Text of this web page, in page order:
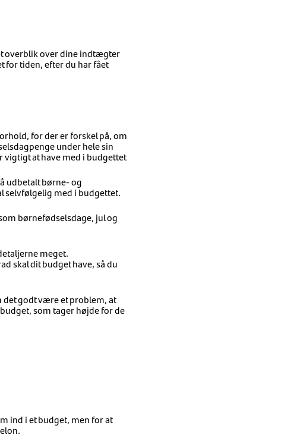
overblik over dine indtægter
for tiden, efter du har fået
for der er forskel på, om
under hele sin
vigtigt at have med i budgettet
udbetalt børne- og
selvfølgelig med i budgettet.
børnefødselsdage, jul og
meget.
skal dit budget have, så du
godt være et problem, at
som tager højde for de
ind i et budget, men for at